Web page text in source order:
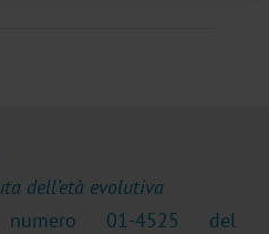
dell’età evolutiva
numero 01-4525 del